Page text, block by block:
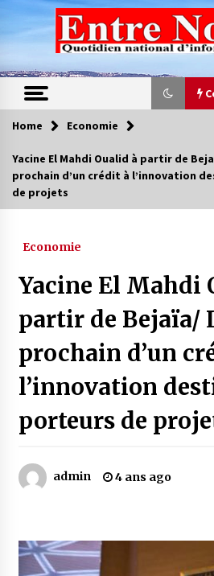
content
Contes de chez nous
Quand la mère n’est
4 ans ago
Oum el Gaïla /
4 ans ago
montagnards
4 ans ago
Quand on va vite
« Père, tiens-moi, je
Home Economie
Yacine El Mahdi Oualid à partir de
prochain d’un crédit à l’innovation
de projets
Economie
Yacine El Mahdi
partir de Bejaïa/
prochain d’un
l’innovation
porteurs de
admin 4 ans ago